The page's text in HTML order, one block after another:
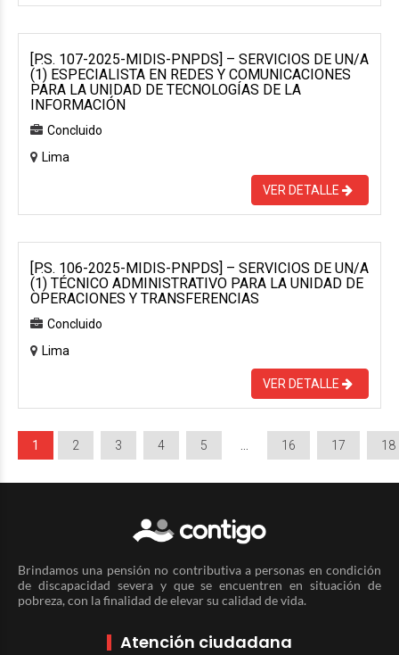
[P.S. 107-2025-MIDIS-PNPDS] – SERVICIOS DE UN/A
(1) ESPECIALISTA EN REDES Y COMUNICACIONES
PARA LA UNIDAD DE TECNOLOGÍAS DE LA
INFORMACIÓN
Concluido
Lima
VER DETALLE
[P.S. 106-2025-MIDIS-PNPDS] – SERVICIOS DE UN/A
(1) TÉCNICO ADMINISTRATIVO PARA LA UNIDAD DE
OPERACIONES Y TRANSFERENCIAS
Concluido
Lima
VER DETALLE
1 2 3 4 5 16 17 18
Brindamos una pensión no contributiva a personas en condición
de discapacidad severa y que se encuentren en situación de
pobreza, con la finalidad de elevar su calidad de vida.
Atención ciudadana